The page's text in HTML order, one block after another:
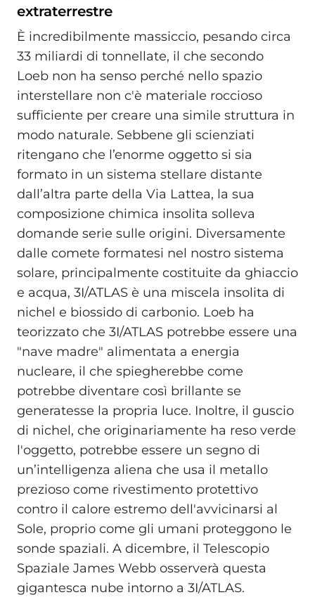
extraterrestre
È incredibilmente massiccio, pesando circa
33 miliardi di tonnellate, il che secondo
Loeb non ha senso perché nello spazio
interstellare non c'è materiale roccioso
sufficiente per creare una simile struttura in
modo naturale. Sebbene gli scienziati
ritengano che l’enorme oggetto si sia
formato in un sistema stellare distante
dall’altra parte della Via Lattea, la sua
composizione chimica insolita solleva
domande serie sulle origini. Diversamente
dalle comete formatesi nel nostro sistema
solare, principalmente costituite da ghiaccio
e acqua, 3I/ATLAS è una miscela insolita di
nichel e biossido di carbonio. Loeb ha
teorizzato che 3I/ATLAS potrebbe essere una
"nave madre" alimentata a energia
nucleare, il che spiegherebbe come
potrebbe diventare così brillante se
generatesse la propria luce. Inoltre, il guscio
di nichel, che originariamente ha reso verde
l'oggetto, potrebbe essere un segno di
un’intelligenza aliena che usa il metallo
prezioso come rivestimento protettivo
contro il calore estremo dell'avvicinarsi al
Sole, proprio come gli umani proteggono le
sonde spaziali. A dicembre, il Telescopio
Spaziale James Webb osserverà questa
gigantesca nube intorno a 3I/ATLAS.